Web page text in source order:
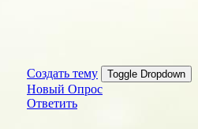
Создать тему Toggle Dropdown
Новый Опрос
Ответить